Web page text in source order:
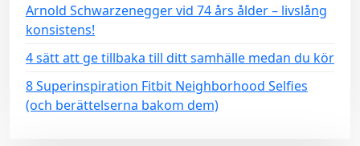
Arnold Schwarzenegger vid 74 års ålder – livslång
konsistens!
4 sätt att ge tillbaka till ditt samhälle medan du kör
8 Superinspiration Fitbit Neighborhood Selfies
(och berättelserna bakom dem)